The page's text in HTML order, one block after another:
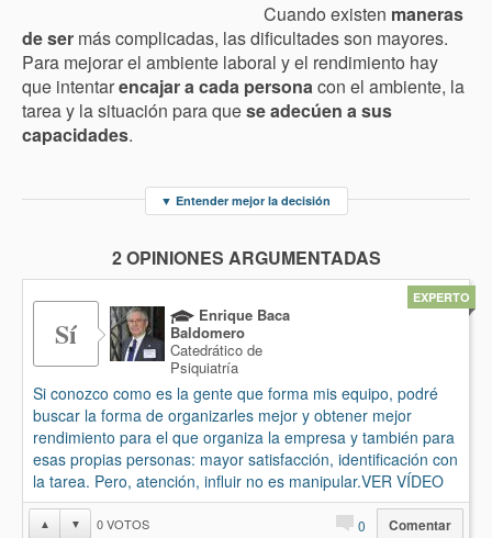
Cuando existen maneras
de ser más complicadas, las dificultades son mayores.
Para mejorar el ambiente laboral y el rendimiento hay
que intentarencajar a cada personacon el ambiente, la
tarea y la situación para quese adecúen a sus
capacidades.
▼ Entender mejor la decisión
2 OPINIONES ARGUMENTADAS
Sí
Enrique Baca
Baldomero
Catedrático de
Psiquiatría
Si conozco como es la gente que forma mis equipo, podré
buscar la forma de organizarles mejor y obtener mejor
rendimiento para el que organiza la empresa y también para
esas propias personas: mayor satisfacción, identificación con
la tarea. Pero, atención, influir no es manipular.VER VÍDEO
EXPERTO
▲ ▼ 0VOTOS 0 Comentar